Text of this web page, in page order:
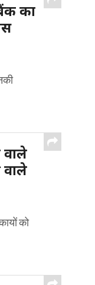
का
वाले
को